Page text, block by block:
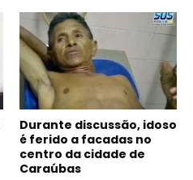
Durante discussão, idoso
é ferido a facadas no
centro da cidade de
Caraúbas